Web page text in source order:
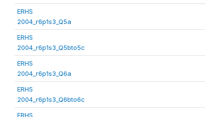
ERHS
2004_r6p1s3_Q5a
ERHS
2004_r6p1s3_Q5bto5c
ERHS
2004_r6p1s3_Q6a
ERHS
2004_r6p1s3_Q6bto6c
ERHS